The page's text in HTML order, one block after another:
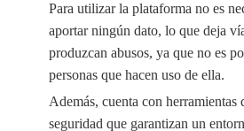
Para utilizar la plataforma no es
aportar ningún dato, lo que deja
produzcan abusos, ya que no es
personas que hacen uso de ella.
Además, cuenta con herramientas
seguridad que garantizan un